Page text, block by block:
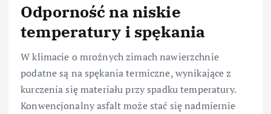
Odporność na niskie
temperatury i spękania
W klimacie o mroźnych zimach nawierzchnie
podatne są na spękania termiczne, wynikające z
kurczenia się materiału przy spadku temperatury.
Konwencjonalny asfalt może stać się nadmiernie